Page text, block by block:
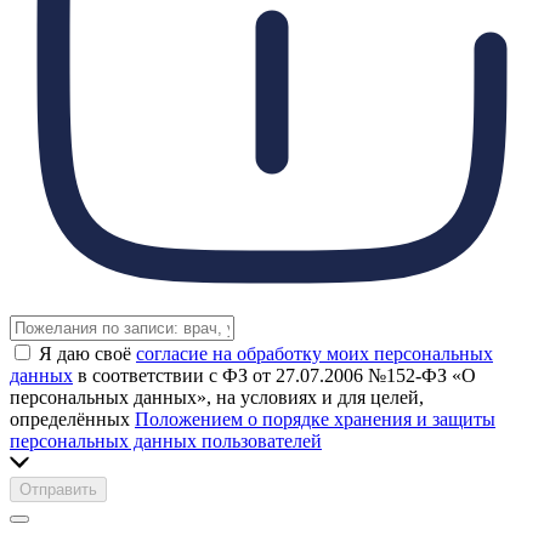
Я даю своё согласие на обработку моих персональных
данных в соответствии с ФЗ от 27.07.2006 №152-ФЗ «О
персональных данных», на условиях и для целей,
определённых Положением о порядке хранения и защиты
персональных данных пользователей
Отправить